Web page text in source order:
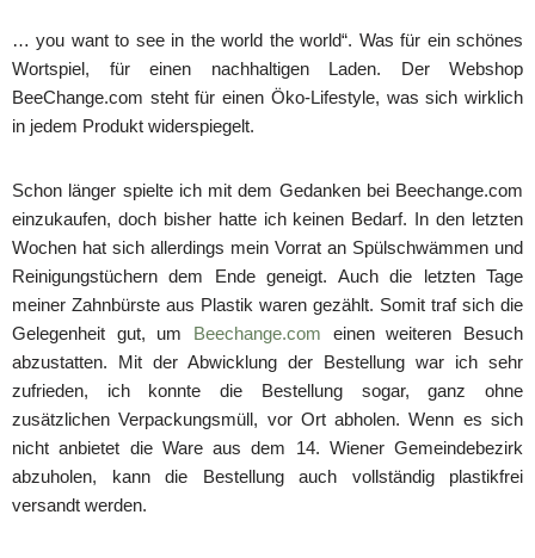
… you want to see in the world the world“. Was für ein schönes
Wortspiel, für einen nachhaltigen Laden. Der Webshop
BeeChange.com steht für einen Öko-Lifestyle, was sich wirklich
in jedem Produkt widerspiegelt.
Schon länger spielte ich mit dem Gedanken bei Beechange.com
einzukaufen, doch bisher hatte ich keinen Bedarf. In den letzten
Wochen hat sich allerdings mein Vorrat an Spülschwämmen und
Reinigungstüchern dem Ende geneigt. Auch die letzten Tage
meiner Zahnbürste aus Plastik waren gezählt. Somit traf sich die
Gelegenheit gut, um Beechange.com einen weiteren Besuch
abzustatten. Mit der Abwicklung der Bestellung war ich sehr
zufrieden, ich konnte die Bestellung sogar, ganz ohne
zusätzlichen Verpackungsmüll, vor Ort abholen. Wenn es sich
nicht anbietet die Ware aus dem 14. Wiener Gemeindebezirk
abzuholen, kann die Bestellung auch vollständig plastikfrei
versandt werden.